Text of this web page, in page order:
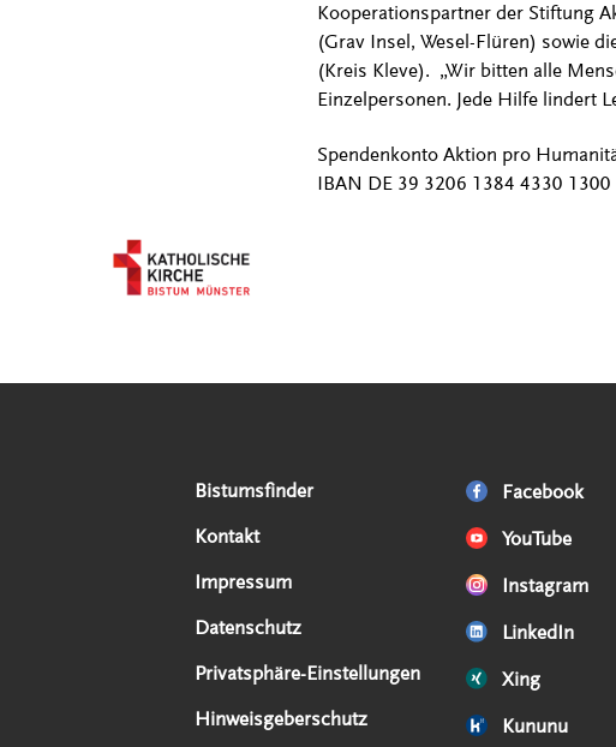
Kooperationspartner der Stiftung
(Grav Insel, Wesel-Flüren) sowie
(Kreis Kleve). „Wir bitten alle
Einzelpersonen. Jede Hilfe lindert
Spendenkonto Aktion pro
IBAN DE 39 3206 1384 4330 1300
Serviceangebote
Bistumsfinder
Kontakt
Impressum
Datenschutz
Privatsphäre-Einstellungen
Hinweisgeberschutz
Social Media Angebote Facebook
YouTube
Instagram
LinkedIn
Xing
Kununu
Externe Links